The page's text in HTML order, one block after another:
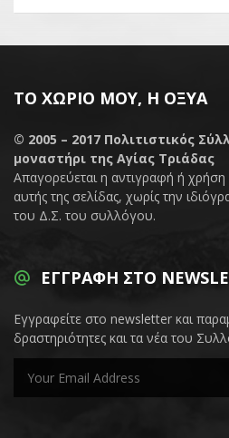
ΤΟ ΧΩΡΙΌ ΜΟΥ, Η ΟΞΥΆ
© 2005 – 2017 Πολιτιστικός
μοναστήρι της Αγίας Τριάδας
Απαγορεύεται η αντιγραφή ή
αυτής της σελίδας, χωρίς την
του Δ.Σ. του συλλόγου.
ΕΓΓΡΑΦΉ ΣΤΟ
Εγγραφείτε στο newsletter και
δραστηριότητες και τα νέα του